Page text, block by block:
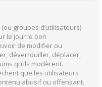
groupes d’utilisateurs)
le jour le bon
de modifier ou
déverrouiller, déplacer,
qu’ils modèrent.
que les utilisateurs
abusif ou offensant.